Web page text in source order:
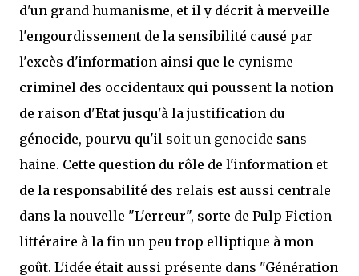
d'un grand humanisme, et il y décrit à merveille
l'engourdissement de la sensibilité causé par
l'excès d'information ainsi que le cynisme
criminel des occidentaux qui poussent la notion
de raison d'Etat jusqu'à la justification du
génocide, pourvu qu'il soit un genocide sans
haine. Cette question du rôle de l'information et
de la responsabilité des relais est aussi centrale
dans la nouvelle "L'erreur", sorte de Pulp Fiction
littéraire à la fin un peu trop elliptique à mon
goût. L'idée était aussi présente dans "Génération